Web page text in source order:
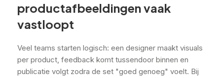
productafbeeldingen vaak
vastloopt
Veel teams starten logisch: een designer maakt visuals
per product, feedback komt tussendoor binnen en
publicatie volgt zodra de set "goed genoeg" voelt. Bij